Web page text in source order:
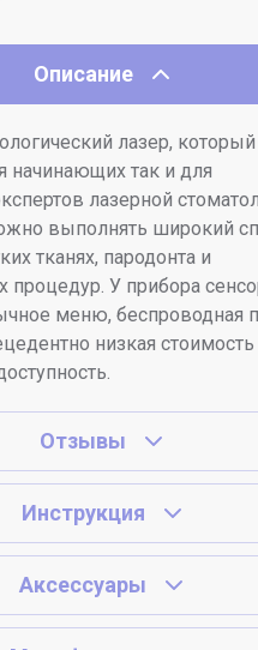
Описание
лазер,
начинающих так и для
лазерной
выполнять широкий
тканях, пародонта и
процедур. У прибора
меню, беспроводная
низкая стоимость
Отзывы
Инструкция
Аксессуары